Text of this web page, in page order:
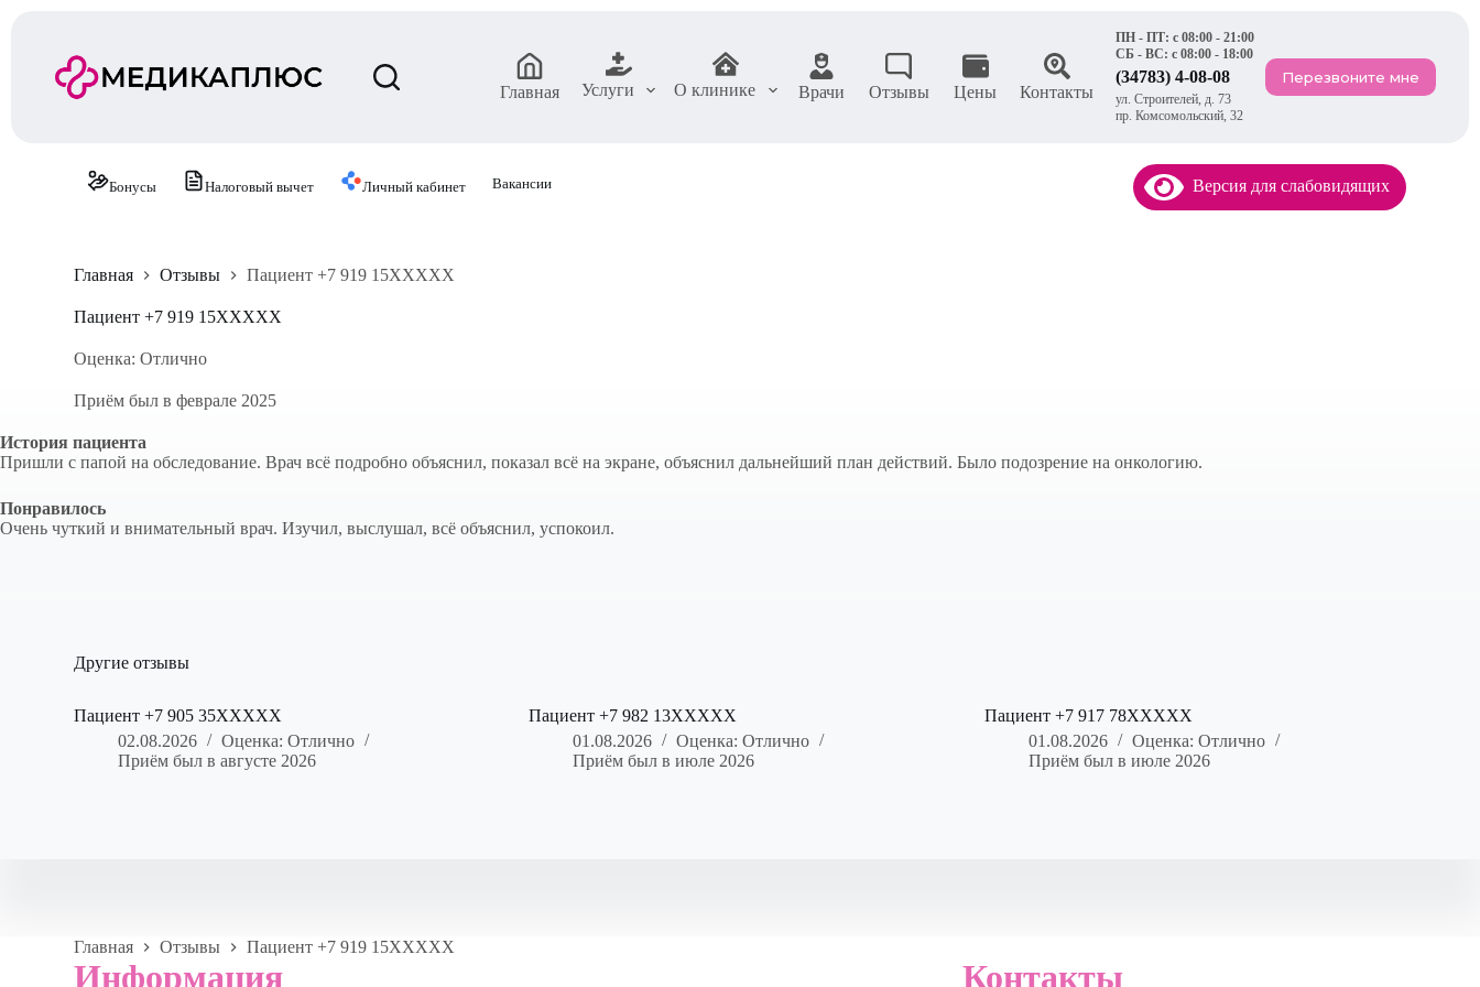
Главная Услуги О клинике Врачи Отзывы Цены Контакты
ПН - ПТ: с 08:00 - 21:00
СБ - ВС: с 08:00 - 18:00
(34783) 4-08-08
ул. Строителей, д. 73
пр. Комсомольский, 32
Перезвоните мне
Бонусы Налоговый вычет Личный кабинет Вакансии Версия для слабовидящих
Главная Отзывы Пациент +7 919 15XXXXX
Пациент +7 919 15XXXXX
Оценка: Отлично
Приём был в феврале 2025
История пациента
Пришли с папой на обследование. Врач всё подробно объяснил, показал всё на экране, объяснил дальнейший план действий. Было подозрение на онкологию.
Понравилось
Очень чуткий и внимательный врач. Изучил, выслушал, всё объяснил, успокоил.
Другие отзывы
Пациент +7 905 35XXXXX
02.08.2026
Оценка: Отлично
Приём был в августе 2026
Пациент +7 982 13XXXXX
01.08.2026
Оценка: Отлично
Приём был в июле 2026
Пациент +7 917 78XXXXX
01.08.2026
Оценка: Отлично
Приём был в июле 2026
Главная Отзывы Пациент +7 919 15XXXXX
Информация Контакты